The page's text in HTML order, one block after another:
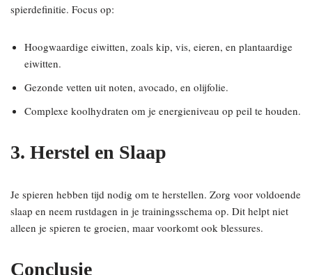
spierdefinitie. Focus op:
Hoogwaardige eiwitten, zoals kip, vis, eieren, en plantaardige
eiwitten.
Gezonde vetten uit noten, avocadо, en olijfolie.
Complexe koolhydraten om je energieniveau op peil te houden.
3. Herstel en Slaap
Je spieren hebben tijd nodig om te herstellen. Zorg voor voldoende
slaap en neem rustdagen in je trainingsschema op. Dit helpt niet
alleen je spieren te groeien, maar voorkomt ook blessures.
Conclusie